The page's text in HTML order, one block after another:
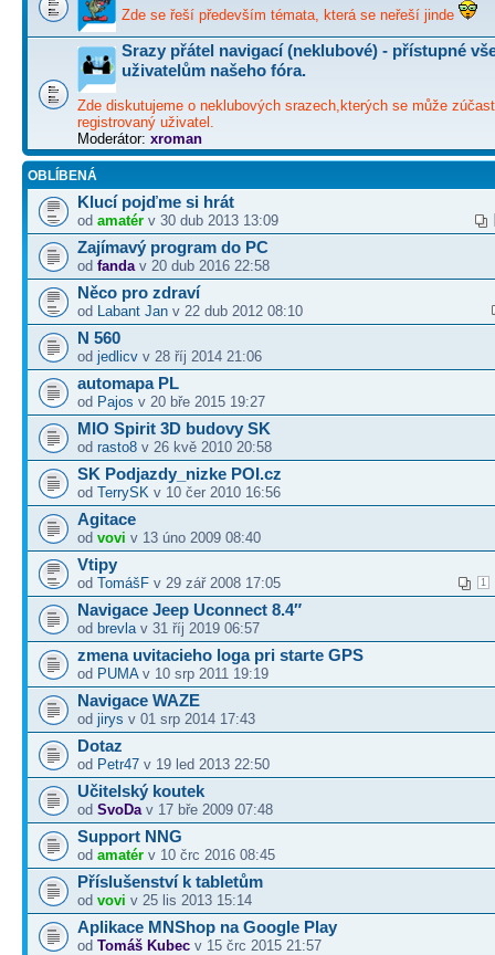
Zde se řeší především témata, která se neřeší jinde
Srazy přátel navigací (neklubové) - přístupné
uživatelům našeho fóra.
Zde diskutujeme o neklubových srazech,kterých se může
registrovaný uživatel.
Moderátor: xroman
OBLÍBENÁ
Klucí pojďme si hrát
od amatér v 30 dub 2013 13:09
Zajímavý program do PC
od fanda v 20 dub 2016 22:58
Něco pro zdraví
od Labant Jan v 22 dub 2012 08:10
N 560
od jedlicv v 28 říj 2014 21:06
automapa PL
od Pajos v 20 bře 2015 19:27
MIO Spirit 3D budovy SK
od rasto8 v 26 kvě 2010 20:58
SK Podjazdy_nizke POI.cz
od TerrySK v 10 čer 2010 16:56
Agitace
od vovi v 13 úno 2009 08:40
Vtipy
1
od TomášF v 29 zář 2008 17:05
Navigace Jeep Uconnect 8.4″
od brevla v 31 říj 2019 06:57
zmena uvitacieho loga pri starte GPS
od PUMAv 10 srp 2011 19:19
Navigace WAZE
od jirys v 01 srp 2014 17:43
Dotaz
od Petr47 v 19 led 2013 22:50
Učitelský koutek
od SvoDa v 17 bře 2009 07:48
Support NNG
od amatér v 10 črc 2016 08:45
Příslušenství k tabletům
od vovi v 25 lis 2013 15:14
Aplikace MNShop na Google Play
od Tomáš Kubec v 15 črc 2015 21:57